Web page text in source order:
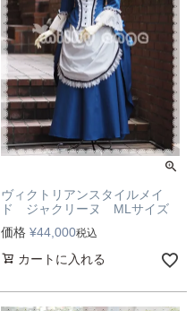
ヴィクトリアンスタイルメイ
ド ジャクリーヌ MLサイズ
価格 ¥44,000税込
カートに入れる